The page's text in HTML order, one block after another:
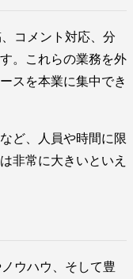
コメント対応、分
。これらの業務を外
スを本業に集中でき
ど、人員や時間に限
非常に大きいといえ
ウハウ、そして豊